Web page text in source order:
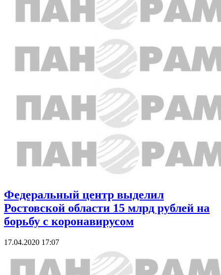
Федеральный центр выделил
Ростовской области 15 млрд рублей на
борьбу с коронавирусом
17.04.2020 17:07